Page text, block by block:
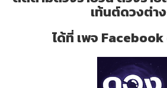
เท้นต์ดวงต่า
ได้ที่ เพจ